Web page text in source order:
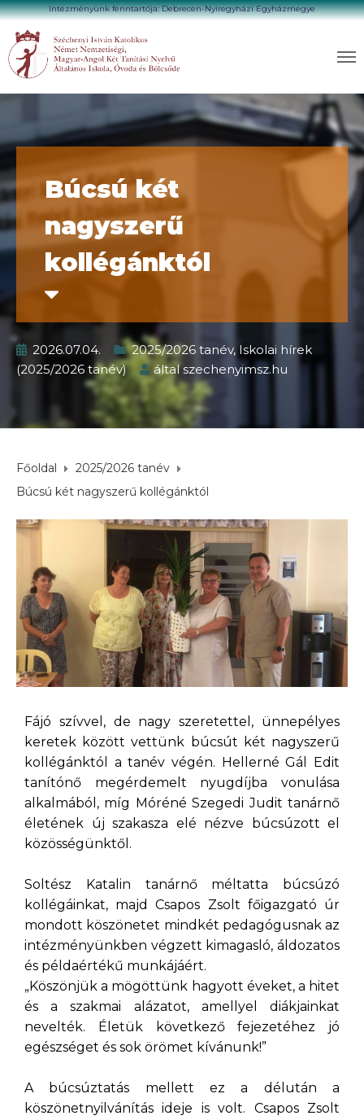
Intézményünk fenntartója: Debrecen-Nyíregyházi Egyházmegye
Búcsú két
nagyszerű
kollégánktól
2026.07.04. 2025/2026 tanév, Iskolai hírek
(2025/2026 tanév)
általszechenyimsz.hu
Főoldal
2025/2026 tanév
Búcsú két nagyszerű kollégánktól
Fájó szívvel, de nagy szeretettel, ünnepélyes
keretek között vettünk búcsút két nagyszerű
kollégánktól a tanév végén. Hellerné Gál Edit
tanítónő megérdemelt nyugdíjba vonulása
alkalmából, míg Móréné Szegedi Judit tanárnő
életének új szakasza elé nézve búcsúzott el
közösségünktől.
Soltész Katalin tanárnő méltatta búcsúzó
kollégáinkat, majd Csapos Zsolt főigazgató úr
mondott köszönetet mindkét pedagógusnak az
intézményünkben végzett kimagasló, áldozatos
és példaértékű munkájáért.
„Köszönjük a mögöttünk hagyott éveket, a hitet
és a szakmai alázatot, amellyel diákjainkat
nevelték. Életük következő fejezetéhez jó
egészséget és sok örömet kívánunk!”
A búcsúztatás mellett ez a délután a
köszönetnyilvánítás ideje is volt. Csapos Zsolt